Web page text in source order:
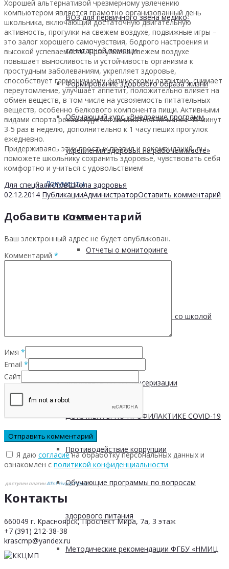
ВОЗ для первичного звена медико-
санитарной помощи
Формирование здорового образа жизни
Обучающий курс «Внедрение программ
укрепления здоровья на рабочем месте»
Документы
Отчеты
Отчеты о мониторинге
Соглашение о сотрудничестве со школой
149
Документы по диспансеризации
ДОКУМЕНТЫ ПО ПРОФИЛАКТИКЕ COVID-19
Противодействие коррупции
Обучающие программы по вопросам
здорового питания
Методические рекомендации ФГБУ «НМИЦ
Хорошей альтернативой чрезмерному увлечению
компьютером является грамотно организованный день
школьника, включающий достаточную двигательную
активность, прогулки на свежем воздухе, подвижные игры –
это залог хорошего самочувствия, бодрого настроения и
высокой успеваемости. Прогулка на свежем воздухе
повышает выносливость и устойчивость организма к
простудным заболеваниям, укрепляет здоровье,
способствует гармоничному физическому развитию, снимает
переутомление, улучшает аппетит, положительно влияет на
обмен веществ, в том числе на усвояемость питательных
веществ, особенно белкового компонента пищи. Активными
видами спорта рекомендуется заниматься не менее 45 минут
3-5 раз в неделю, дополнительно к 1 часу пеших прогулок
ежедневно.
Придерживаясь этих простых правил и рекомендаций, вы
поможете школьнику сохранить здоровье, чувствовать себя
комфортно и учиться с удовольствием!
Для специалистовШкола здоровья
02.12.2014 ПубликацииАдминистраторОставить комментарий
Добавить комментарий
Ваш электронный адрес не будет опубликован.
Комментарий *
Имя *
Email *
Сайт
Я даю согласиена обработку персональных данных и
ознакомлен с политикой конфиденциальности
доступен плагинATs Privacy Policy©
Контакты
660049 г. Красноярск, Проспект Мира, 7а, 3 этаж
+7 (391) 212-38-38
krascmp@yandex.ru